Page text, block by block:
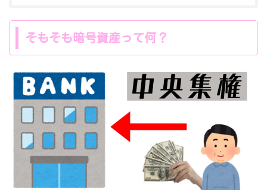
そもそも暗号資産って何？